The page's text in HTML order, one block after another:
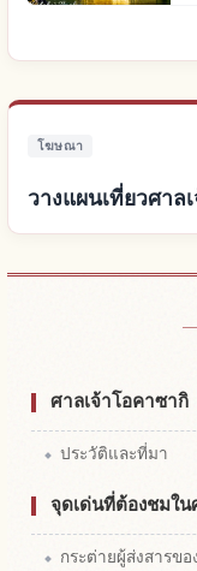
โฆษณา
วางแผนเที่ยวศาล
ศาลเจ้าโอคาซากิ
ประวัติและที่มา
จุดเด่นที่ต้องชมใน
กระต่ายผู้ส่งสารข